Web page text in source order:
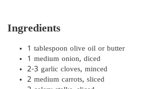
Ingredients
1 tablespoon olive oil or butter
1 medium onion, diced
2-3 garlic cloves, minced
2 medium carrots, sliced